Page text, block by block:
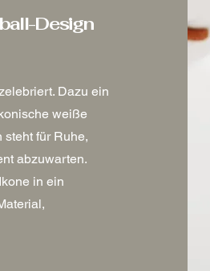
Design
Dazu ein
weiße
steht für Ruhe,
abzuwarten.
in ein